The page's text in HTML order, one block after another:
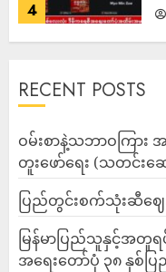
4
RECENT POSTS
ဝမ်းစာနဲ့သဘာဝကြား အ
တူးဖော်ရေး (သတင်းဆေ
ပြည်တွင်းစက်သုံးဆီ
မြန်မာပြည်သူနှင့်အတူ
အရေးတော်ပုံ ၃၈ နှစ်ပ